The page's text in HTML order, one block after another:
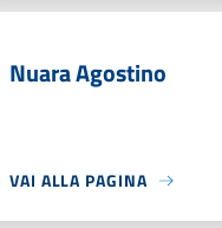
Nuara Agostino
VAI ALLA PAGINA